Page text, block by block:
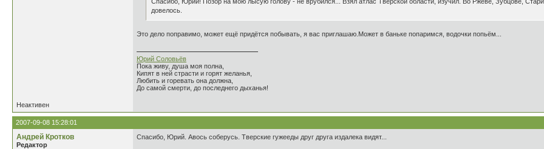
довелось.
Это дело поправимо, может ещё придётся побывать, я вас приглашаю.Может в баньке попаримся, водочки попьём...
Юрий Соловьёв
Пока живу, душа моя полна,
Кипят в ней страсти и горят желанья,
Любить и горевать она должна,
До самой смерти, до последнего дыханья!
Неактивен
2007-09-08 15:28:01
Андрей Кротков
Редактор
Спасибо, Юрий. Авось соберусь. Тверские гужееды друг друга издалека видят...